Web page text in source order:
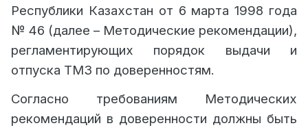
Республики Казахстан от 6 марта 1998 года
№ 46 (далее – Методические рекомендации),
регламентирующих порядок выдачи и
отпуска ТМЗ по доверенностям.
Согласно требованиям Методических
рекомендаций в доверенности должны быть